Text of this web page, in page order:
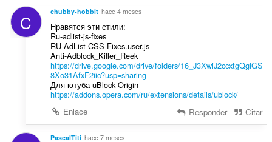
s
i
o
n
e
s
:
l
o
r
a
c
i
o
n
C chubby-hobbit hace 4 meses
Нравятся эти стили:
Ru-adlist-js-fixes
RU AdList CSS Fixes.user.js
Anti-Adblock_Killer_Reek
https://drive.google.com/drive/folders/16_J3XwiJ2ccxtgQglGS
8Xo31AfxF2iic?usp=sharing
Для ютуба uBlock Origin
https://addons.opera.com/ru/extensions/details/ublock/
Enlace
Responder Citar
PascalTiti hace 7 meses